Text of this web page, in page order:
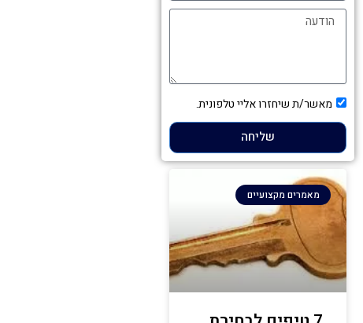
הודעה
תיבתמאשר/ת שיחזרו אליי טלפונית.
שליחה
מאמרים מקצועיים